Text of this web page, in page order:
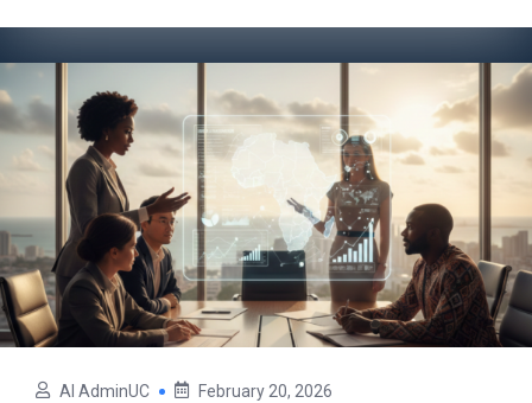
AI AdminUC February 20, 2026